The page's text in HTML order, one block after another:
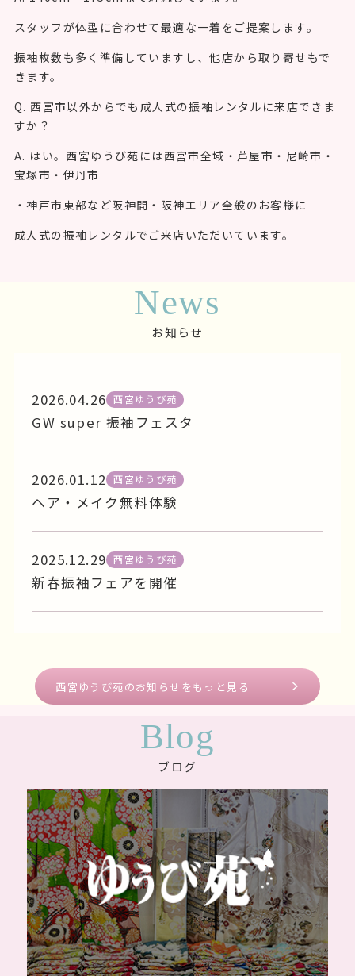
スタッフが体型に合わせて最適な一着をご提案します。
振袖枚数も多く準備していますし、他店から取り寄せもで
きます。
Q. 西宮市以外からでも成人式の振袖レンタルに来店できま
すか？
A. はい。西宮ゆうび苑には西宮市全域・芦屋市・尼崎市・
宝塚市・伊丹市
・神戸市東部など阪神間・阪神エリア全般のお客様に
成人式の振袖レンタルでご来店いただいています。
News
お知らせ
2026.04.26 西宮ゆうび苑
GW super 振袖フェスタ
2026.01.12 西宮ゆうび苑
ヘア・メイク無料体験
2025.12.29 西宮ゆうび苑
新春振袖フェアを開催
西宮ゆうび苑のお知らせをもっと見る
Blog
ブログ